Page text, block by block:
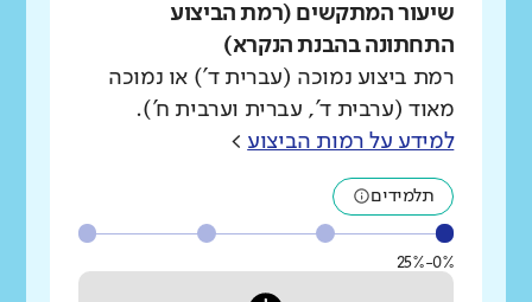
שיעור המתקשים (רמת הביצוע
התחתונה בהבנת הנקרא)
רמת ביצוע נמוכה (עברית ד') או נמוכה
מאוד (ערבית ד', עברית וערבית ח').
למידע על רמות הביצוע >
תלמידים
0%-25%